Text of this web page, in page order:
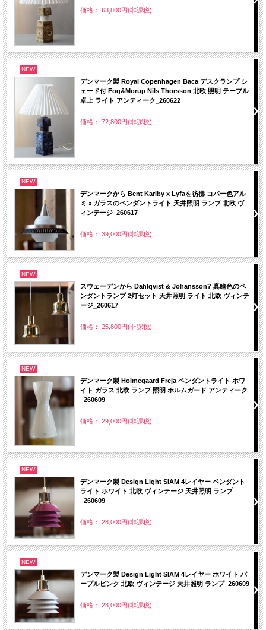
価格： 63,800円(非課税)
NEW
デンマーク製 Royal Copenhagen Baca デスクランプ シ
ェード付 Fog&Morup Nils Thorsson 北欧 照明 テーブル
卓上 ライト アンティーク_260622
価格： 72,800円(非課税)
NEW
デンマークから Bent Karlby x Lyfaを彷彿 コパー色アル
ミｘガラスのペンダントライト 天井照明 ランプ 北欧 ヴ
ィンテージ_260617
価格： 39,000円(非課税)
NEW
スウェーデンから Dahlqvist & Johansson? 真鍮色のペ
ンダントランプ 2灯セット 天井照明 ライト 北欧 ヴィンテ
ージ_260617
価格： 25,800円(非課税)
NEW
デンマーク製 Holmegaard Freja ペンダントライト ホワ
イト ガラス 北欧 ランプ 照明 ホルムガード アンティーク
_260609
価格： 29,000円(非課税)
NEW
デンマーク製 Design Light SIAM 4レイヤー ペンダント
ライト ホワイト 北欧 ヴィンテージ 天井照明 ランプ
_260609
価格： 28,000円(非課税)
NEW
デンマーク製 Design Light SIAM 4レイヤー ホワイト パ
ープルピンク 北欧 ヴィンテージ 天井照明 ランプ_260609
価格： 23,000円(非課税)